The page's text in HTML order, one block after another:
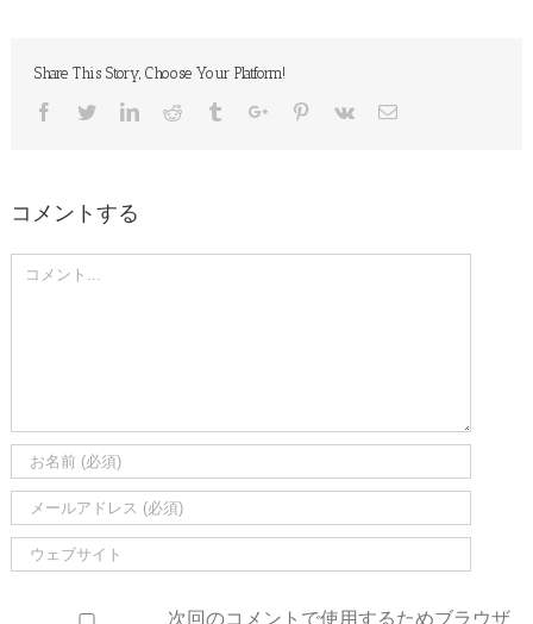
Share This Story, Choose Your Platform!
Facebook
TwitterLinkedinReddit TumblrGoogle+Pinterest
Vk Email
コメントする
Comment
次回のコメントで使用するためブラウザ